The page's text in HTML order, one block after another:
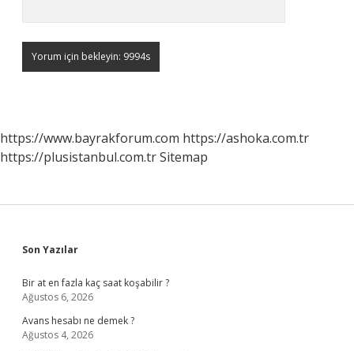
https://www.bayrakforum.com https://ashoka.com.tr
https://plusistanbul.com.trSitemap
Sidebar
Son Yazılar
Bir at en fazla kaç saat koşabilir ?
Ağustos 6, 2026
Avans hesabı ne demek ?
Ağustos 4, 2026